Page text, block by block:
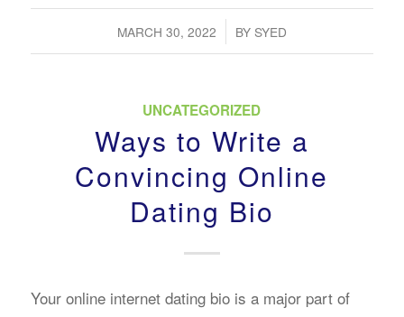
MARCH 30, 2022
/ BY SYED
UNCATEGORIZED
Ways to Write a
Convincing Online
Dating Bio
Your online internet dating bio is a major part of